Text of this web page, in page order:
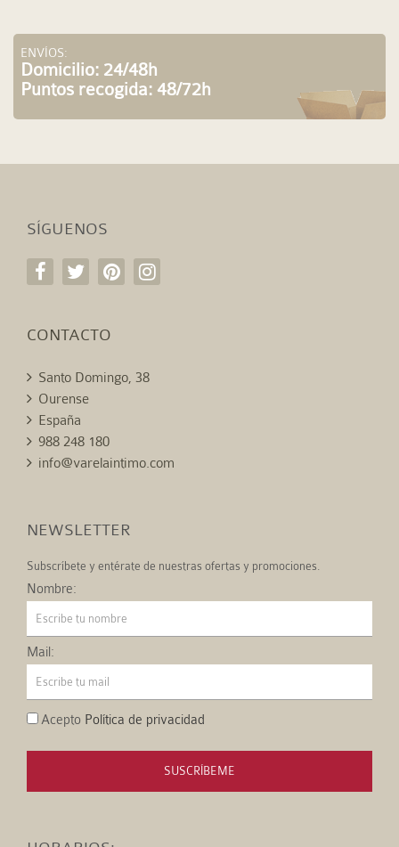
ENVÍOS:
Domicilio: 24/48h
Puntos recogida: 48/72h
SÍGUENOS
CONTACTO
Santo Domingo, 38
Ourense
España
988 248 180
info@varelaintimo.com
NEWSLETTER
Subscríbete y entérate de nuestras ofertas y promociones.
Nombre:
Mail:
Acepto Política de privacidad
SUSCRÍBEME